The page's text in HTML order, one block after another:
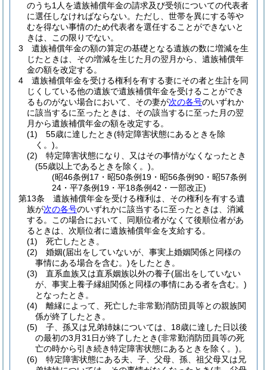
のうち1人を遺族補償年金の請求及び受領についての代表者
に選任しなければならない。 ただし、世帯を異にする等や
むを得ない事情のため代表者を選任することができないと
きは、この限りでない。
3
遺族補償年金の額の算定の基礎となる遺族の数に増減を生
じたときは、その増減を生じた月の翌月から、遺族補償年
金の額を改定する。
4
遺族補償年金を受ける権利を有する妻にその者と生計を同
じくしている他の遺族で遺族補償年金を受けることができ
るものがない場合において、その妻が次の各号のいずれか
に該当するに至ったときは、その該当するに至った月の翌
月から遺族補償年金の額を改定する。
(1)
55歳に達したとき(特定障害状態にあるときを除
く。)。
(2)
特定障害状態になり、又はその事情がなくなったとき
(55歳以上であるときを除く。)。
(昭46条例17・昭50条例19・昭56条例90・昭57条例
24・平7条例19・平18条例42・一部改正)
第13条
遺族補償年金を受ける権利は、その権利を有する遺
族が次の各号のいずれかに該当するに至ったときは、消滅
する。
この場合において、同順位者がなくて後順位者があ
るときは、次順位者に遺族補償年金を支給する。
(1)
死亡したとき。
(2)
婚姻(届出をしていないが、事実上婚姻関係と同様の
事情にある場合を含む。)をしたとき。
(3)
直系血族又は直系姻族以外の養子(届出をしていない
が、事実上養子縁組関係と同様の事情にある者を含む。)
となったとき。
(4)
離縁によって、死亡した非常勤消防団員等との親族関
係が終了したとき。
(5)
子、孫又は兄弟姉妹については、18歳に達した日以後
の最初の3月31日が終了したとき(非常勤消防団員等の死
亡の時から引き続き特定障害状態にあるときを除く。)。
(6)
特定障害状態にある夫、子、父母、孫、祖父母又は兄